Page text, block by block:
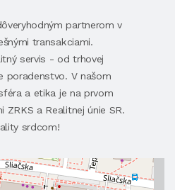
partnerom v
transakciami.
servis - od trhovej
poradenstvo. V našom
a etika je na prvom
ZRKS a Realitnej únie SR.
srdcom!